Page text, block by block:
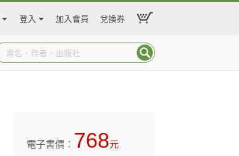
登入 加入會員 兌換券
電子書價： 768元